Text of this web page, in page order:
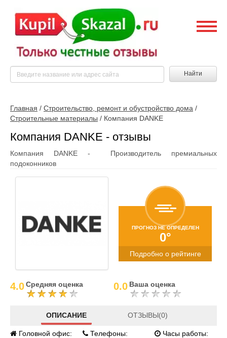
Найти
Главная / Строительство, ремонт и обустройство дома /
Строительные материалы / Компания DANKE
Компания DANKE - отзывы
Компания DANKE - Производитель премиальных
подоконников
ПРОГНОЗ НЕ ОПРЕДЕЛЕН
0°
Подробно о рейтинге
4.0Средняя оценка 0.0 Ваша оценка
ОПИСАНИЕ ОТЗЫВЫ(0)
Головной офис:
Телефоны:
Часы работы: